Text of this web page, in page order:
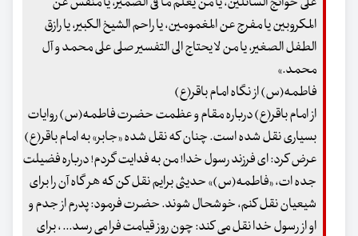
المکروبین یا مفرج عن المغمومین، یا راحم الشیخ الکبیر، یا رازق
الطفل الصغیر، یا من لا یحتاج الی التفسیر صلی علی محمد و آل
محمد.»
فاطمه(س) از نگاه امام باقر(ع)
از امام باقر(ع) درباره مقام و عظمت حضرت فاطمه(س) روایات
بسیاری نقل شده است. چنان که نقل شده «جابر» به امام باقر(ع)
عرض کرد: ای فرزند رسول خدا! من به فدایت گردم! درباره فضیلت
جده ات، «فاطمه(س)» حدیثی برایم نقل کن که هر گاه آن را برای
شیعیان نقل کنم، خوشحال شوند. حضرت فرمود: پدرم از جدم و
او از رسول خدا نقل می کند: چون روز قیامت فرا می رسد... ، برای